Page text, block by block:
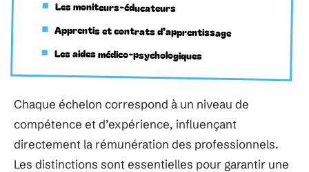
Les moniteurs-éducateurs
Apprentis et contrats d’apprentissage
Les aides médico-psychologiques
Chaque échelon correspond à un niveau de
compétence et d’expérience, influençant
directement la rémunération des professionnels.
Les distinctions sont essentielles pour garantir une